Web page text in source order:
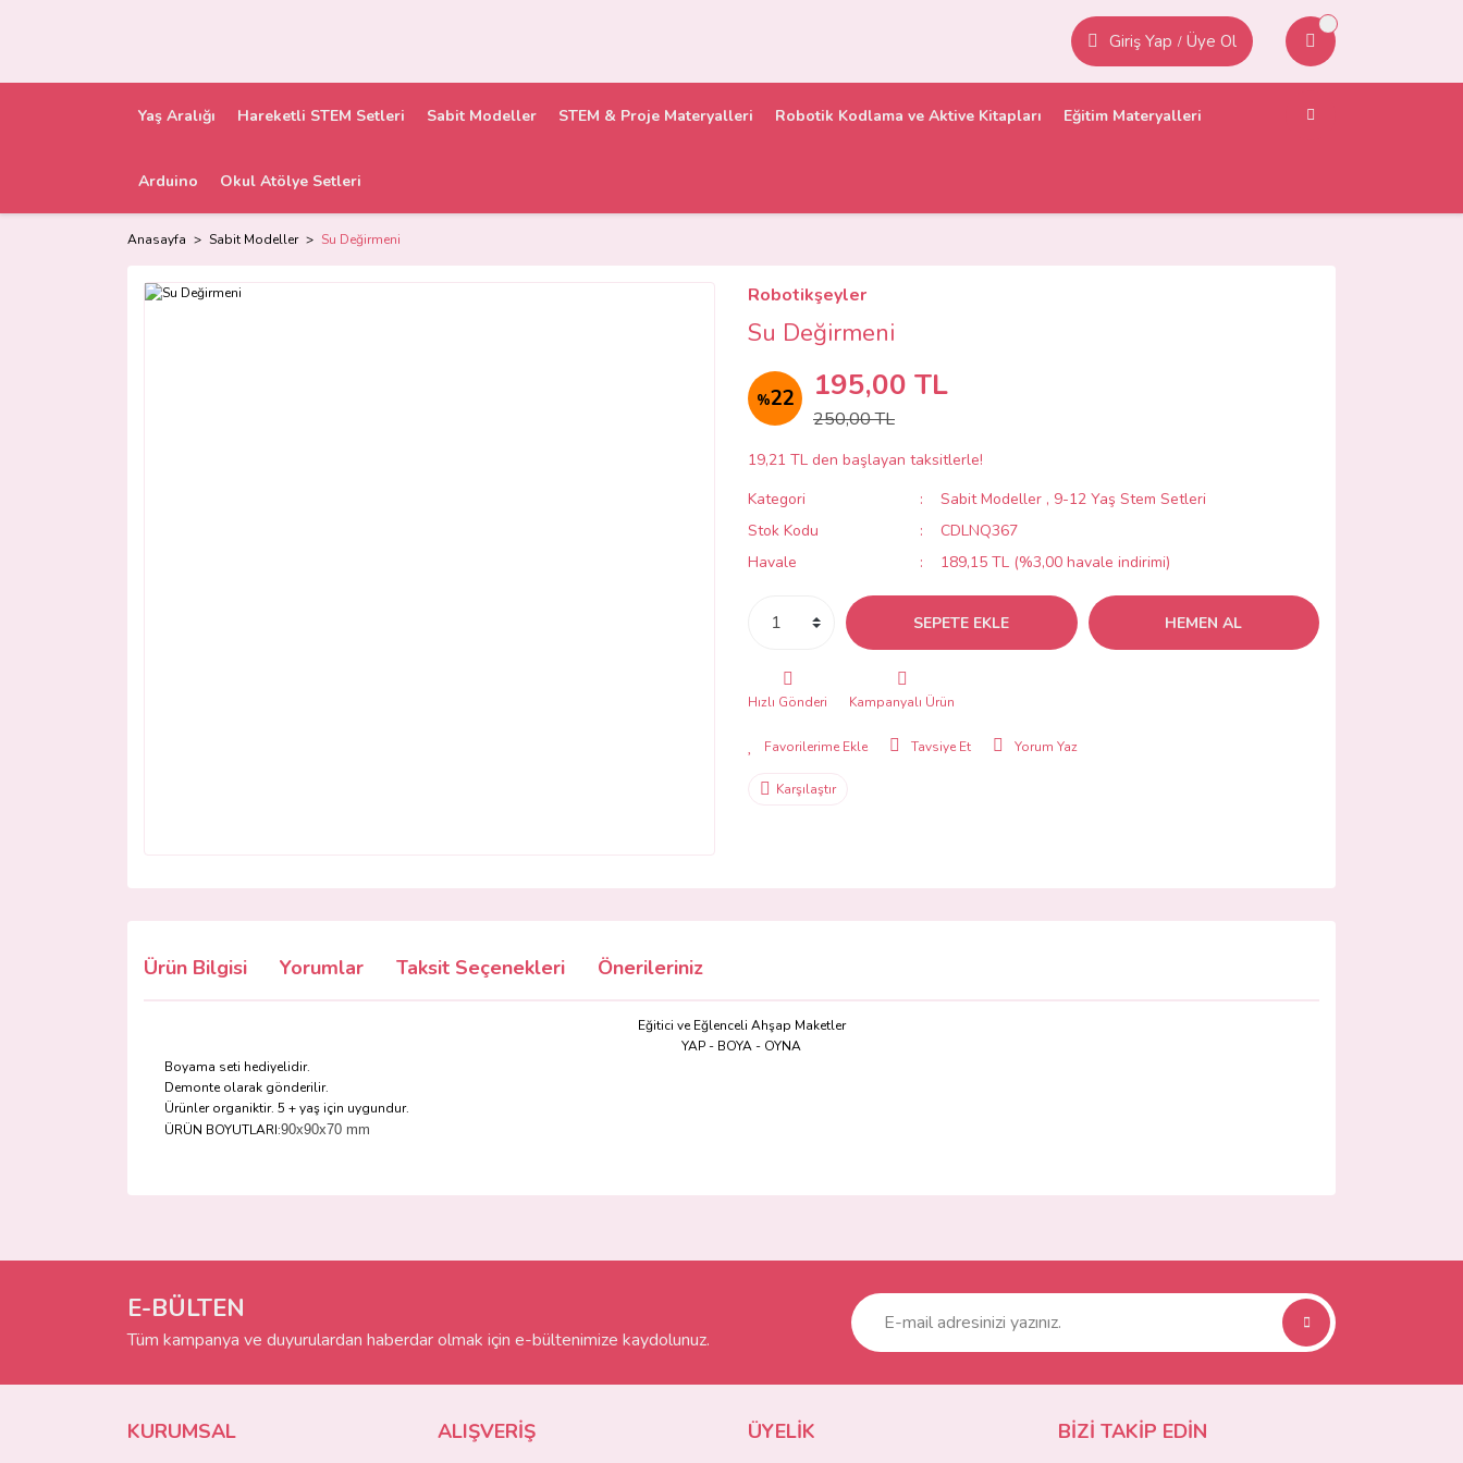
Giriş Yap / Üye Ol
Yaş Aralığı Hareketli STEM Setleri Sabit Modeller STEM & Proje Materyalleri Robotik Kodlama ve Aktive Kitapları Eğitim Materyalleri
Arduino Okul Atölye Setleri
Anasayfa Sabit Modeller Su Değirmeni
Robotikşeyler
Su Değirmeni
%22 195,00 TL
250,00 TL
19,21 TL den başlayan taksitlerle!
Kategori
Sabit Modeller , 9-12 Yaş Stem Setleri
Stok Kodu
CDLNQ367
Havale
189,15 TL (%3,00 havale indirimi)
SEPETE EKLE HEMEN AL
Hızlı Gönderi Kampanyalı Ürün
Tavsiye Et Yorum Yaz
Karşılaştır
Ürün Bilgisi Yorumlar Taksit Seçenekleri Önerileriniz
Eğitici ve Eğlenceli Ahşap Maketler
YAP - BOYA - OYNA
Boyama seti hediyelidir.
Demonte olarak gönderilir.
Ürünler organiktir. 5 + yaş için uygundur.
ÜRÜN BOYUTLARI:90x90x70 mm
Ürün resmi kalitesiz, bozuk veya görüntülenemiyor.
Bu ürüne benzer farklı alternatifler olmalı.
E-BÜLTEN
Tüm kampanya ve duyurulardan haberdar olmak için e-bültenimize kaydolunuz.
KURUMSAL ALIŞVERİŞ ÜYELİK BİZİ TAKİP EDİN